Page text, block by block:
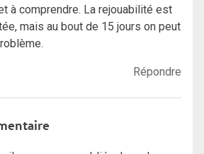
à comprendre. La rejouabilité est
mais au bout de 15 jours on peut
Répondre